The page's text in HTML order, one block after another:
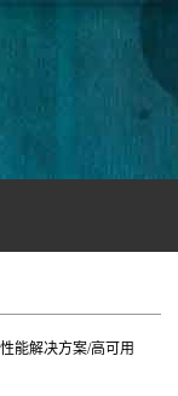
能解决方案/高可用